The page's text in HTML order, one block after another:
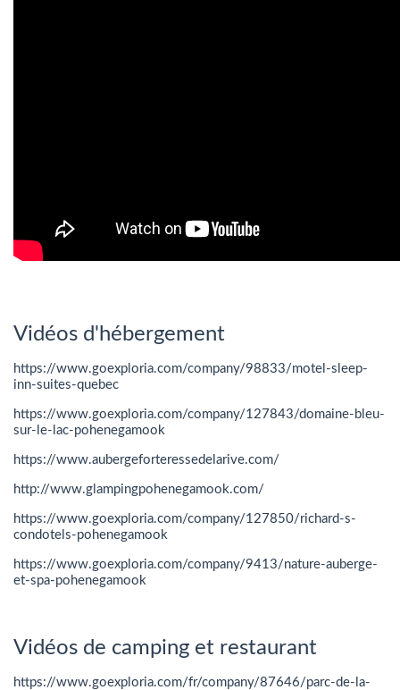
Vidéos d'hébergement
https://www.goexploria.com/company/98833/motel-sleep-
inn-suites-quebec
https://www.goexploria.com/company/127843/domaine-bleu-
sur-le-lac-pohenegamook
https://www.aubergeforteressedelarive.com/
http://www.glampingpohenegamook.com/
https://www.goexploria.com/company/127850/richard-s-
condotels-pohenegamook
https://www.goexploria.com/company/9413/nature-auberge-
et-spa-pohenegamook
Vidéos de camping et restaurant
https://www.goexploria.com/fr/company/87646/parc-de-la-